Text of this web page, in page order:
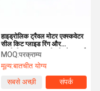
हाइड्रोलिक ट्रैवल मोटर एक्स्कवेटर
सील किट ग्लाइड रिंग और
एसपीजीडब्लू टाइप मशीनरी स्पेयर पार्ट
MOQ:परक्राम्य
मूल्य:बातचीत योग्य
सबसे अच्छी
संपर्क